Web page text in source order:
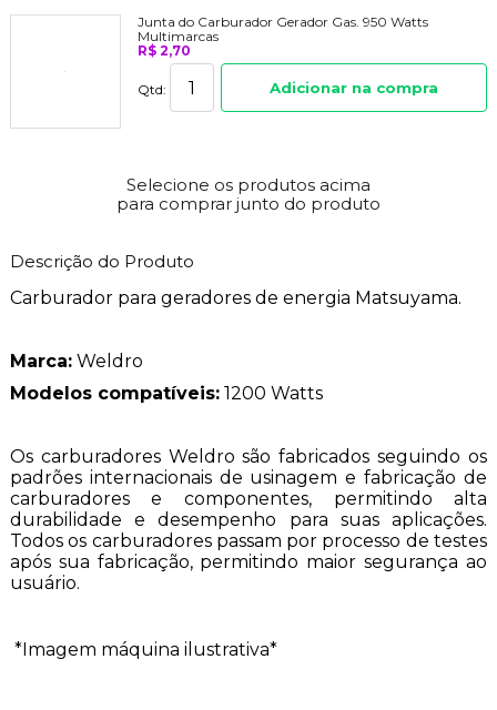
Junta do Carburador Gerador Gas. 950 Watts
Multimarcas
R$ 2,70
Qtd: Adicionar na compra
Selecione os produtos acima
para comprar junto do produto
Descrição do Produto
Carburador para geradores de energia Matsuyama.
Marca:Weldro
Modelos compatíveis:1200 Watts
Os carburadores Weldro são fabricados seguindo os
padrões internacionais de usinagem e fabricação de
carburadores e componentes, permitindo alta
durabilidade e desempenho para suas aplicações.
Todos os carburadores passam por processo de testes
após sua fabricação, permitindo maior segurança ao
usuário.
*Imagem máquina ilustrativa*